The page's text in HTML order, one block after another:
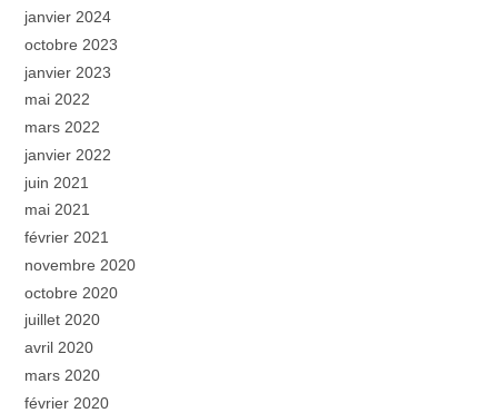
janvier 2024
octobre 2023
janvier 2023
mai 2022
mars 2022
janvier 2022
juin 2021
mai 2021
février 2021
novembre 2020
octobre 2020
juillet 2020
avril 2020
mars 2020
février 2020